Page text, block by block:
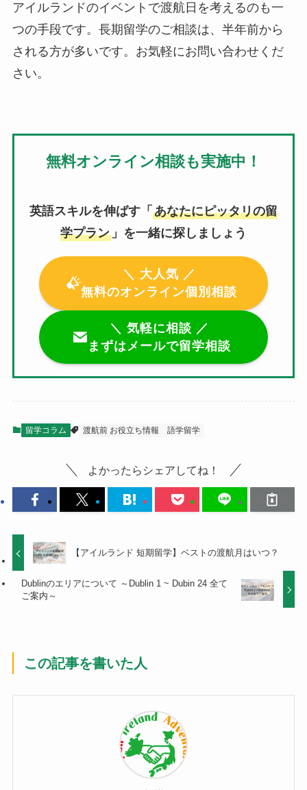
アイルランドのイベントで渡航日を考えるのも一
つの手段です。長期留学のご相談は、半年前から
される方が多いです。お気軽にお問い合わせくだ
さい。
無料オンライン相談も実施中！
英語スキルを伸ばす「 あなたにピッタリの留
学プラン 」を一緒に探しましょう
＼ 大人気 ／
無料のオンライン個別相談
＼ 気軽に相談 ／
まずはメールで留学相談
留学コラム 渡航前 お役立ち情報 語学留学
よかったらシェアしてね！
【アイルランド 短期留学】ベストの渡航月はいつ？
Dublinのエリアについて ～Dublin 1 ~ Dubin 24 全て
ご案内～
この記事を書いた人